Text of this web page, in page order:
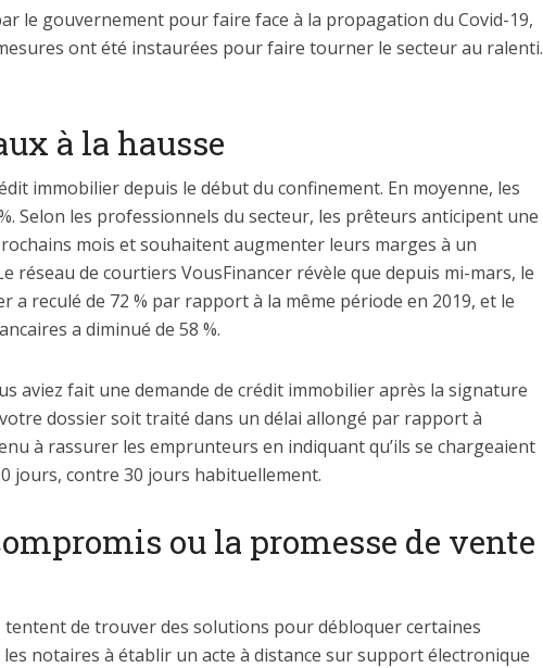
le gouvernement pour faire face à la propagation du Covid-19,
ont été instaurées pour faire tourner le secteur au ralenti.
à la hausse
immobilier depuis le début du confinement. En moyenne, les
Selon les professionnels du secteur, les prêteurs anticipent une
mois et souhaitent augmenter leurs marges à un
réseau de courtiers VousFinancer révèle que depuis mi-mars, le
reculé de 72 % par rapport à la même période en 2019, et le
a diminué de 58 %.
aviez fait une demande de crédit immobilier après la signature
dossier soit traité dans un délai allongé par rapport à
à rassurer les emprunteurs en indiquant qu’ils se chargeaient
jours, contre 30 jours habituellement.
ou la promesse de vente
tentent de trouver des solutions pour débloquer certaines
notaires à établir un acte à distance sur support électronique